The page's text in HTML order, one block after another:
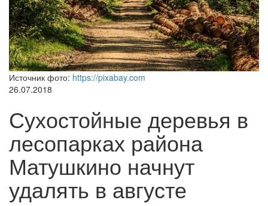
Источник фото: https://pixabay.com
26.07.2018
Сухостойные деревья в
лесопарках района
Матушкино начнут
удалять в августе